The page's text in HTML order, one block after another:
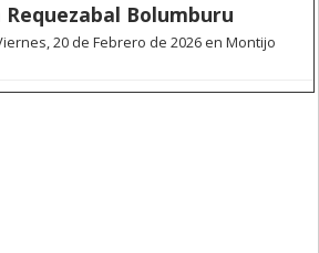
Requezabal Bolumburu
20 de Febrero de 2026 en Montijo